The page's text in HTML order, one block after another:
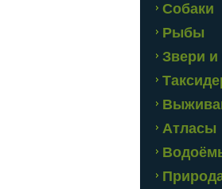
Собаки
Рыбы
Звери
Атласы